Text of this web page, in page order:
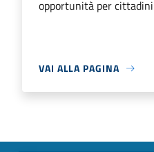
opportunità per
VAI ALLA PAGINA